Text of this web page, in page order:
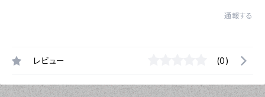
通報する
レビュー (0)